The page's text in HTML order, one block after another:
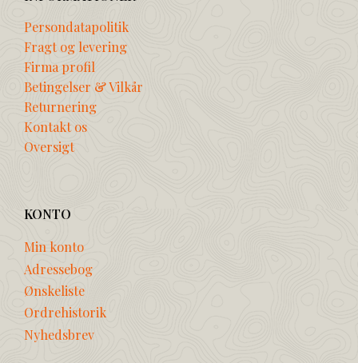
Persondatapolitik
Fragt og levering
Firma profil
Betingelser & Vilkår
Returnering
Kontakt os
Oversigt
KONTO
Min konto
Adressebog
Ønskeliste
Ordrehistorik
Nyhedsbrev